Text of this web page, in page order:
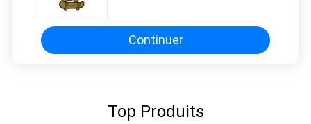
Continuer
Top Produits